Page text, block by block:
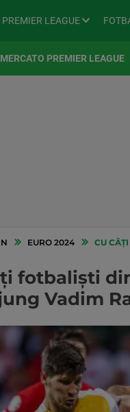
PREMIER LEAGUE
MERCATO PREMIER LEAGUE
EURO 2024 CU CÂȚI
fotbaliști
Vadim